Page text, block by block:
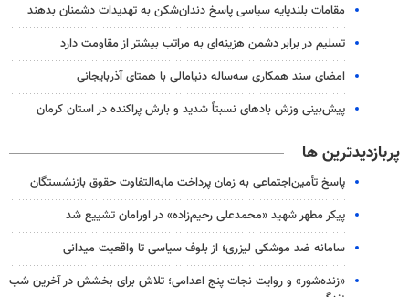
مقامات بلندپایه سیاسی پاسخ دندان‌شکن به تهدیدات دشمنان بدهند
تسلیم در برابر دشمن هزینه‌ای به مراتب بیشتر از مقاومت دارد
امضای سند همکاری سه‌ساله دنیامالی با همتای آذربایجانی
پیش‌بینی وزش بادهای نسبتاً شدید و بارش پراکنده در استان کرمان
پربازدیدترین ها
پاسخ تأمین‌اجتماعی به زمان پرداخت مابه‌التفاوت حقوق بازنشستگان
پیکر مطهر شهید «محمدعلی رحیم‌زاده» در اورامان تشییع شد
سامانه ضد موشکی لیزری؛ از بلوف سیاسی تا واقعیت میدانی
«زنده‌شور» و روایت نجات پنج اعدامی؛ تلاش برای بخشش در آخرین شب